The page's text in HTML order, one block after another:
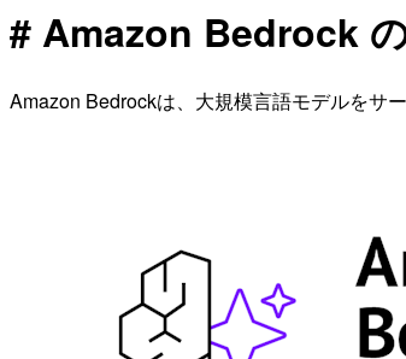
# Amazon Bedrock
Amazon Bedrockは、大規模言語モデルをサ